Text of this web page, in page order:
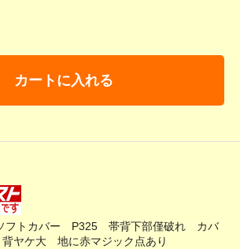
カートに入れる
トカバー P325 帯背下部僅破れ カバ
背ヤケ大 地に赤マジック点あり